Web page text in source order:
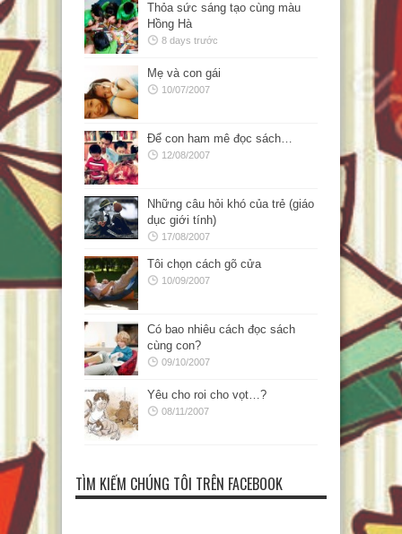
Thỏa sức sáng tạo cùng màu
Hồng Hà
8 days trước
Mẹ và con gái
10/07/2007
Để con ham mê đọc sách…
12/08/2007
Những câu hỏi khó của trẻ (giáo
dục giới tính)
17/08/2007
Tôi chọn cách gõ cửa
10/09/2007
Có bao nhiêu cách đọc sách
cùng con?
09/10/2007
Yêu cho roi cho vọt…?
08/11/2007
TÌM KIẾM CHÚNG TÔI TRÊN FACEBOOK